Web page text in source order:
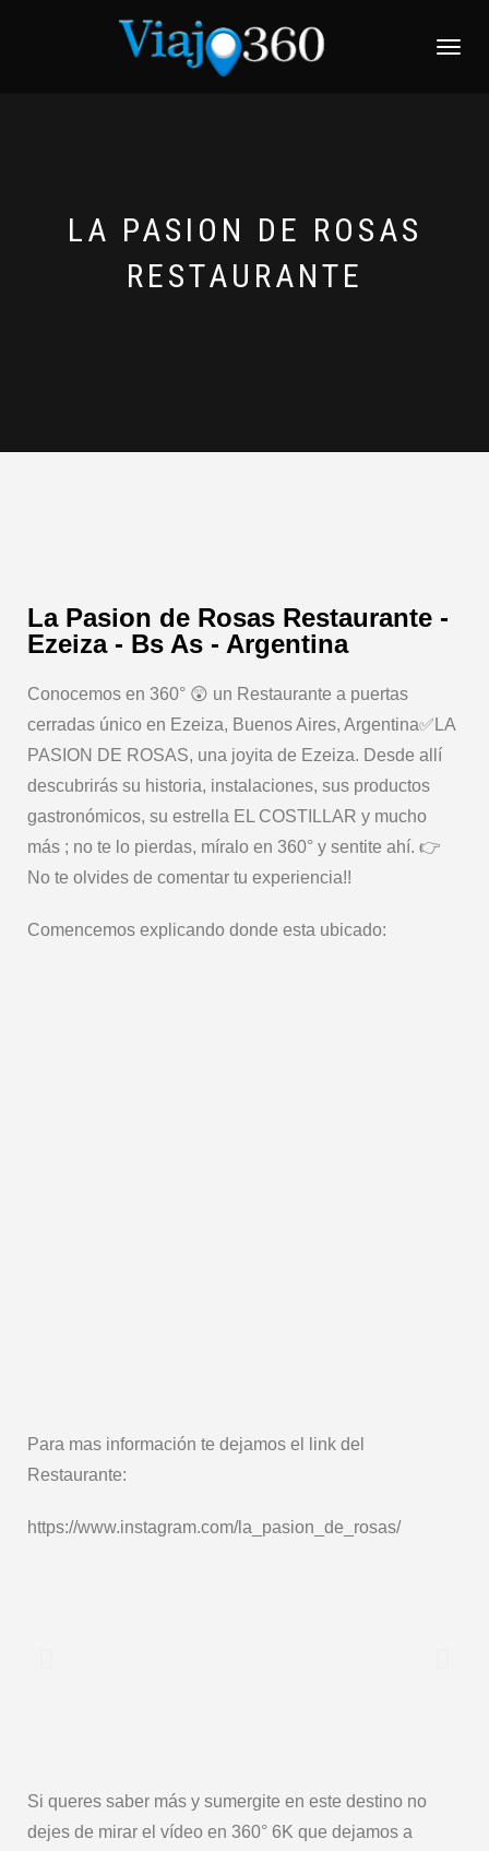
LA PASION DE ROSAS
RESTAURANTE
La Pasion de Rosas Restaurante -
Ezeiza - Bs As - Argentina
Conocemos en 360° 😲 un Restaurante a puertas
cerradas único en Ezeiza, Buenos Aires, Argentina✅LA
PASION DE ROSAS, una joyita de Ezeiza. Desde allí
descubrirás su historia, instalaciones, sus productos
gastronómicos, su estrella EL COSTILLAR y mucho
más ; no te lo pierdas, míralo en 360° y sentite ahí. 👉
No te olvides de comentar tu experiencia!!
Comencemos explicando donde esta ubicado:
Para mas información te dejamos el link del
Restaurante:
https://www.instagram.com/la_pasion_de_rosas/
Si queres saber más y sumergite en este destino no
dejes de mirar el vídeo en 360° 6K que dejamos a